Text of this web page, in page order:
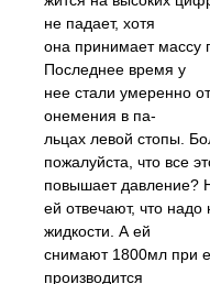
не падает, хотя
она принимает массу
Последнее время у
нее стали умеренно
онемения в па-
льцах левой стопы.
пожалуйста, что все
повышает давление?
ей отвечают, что
жидкости. А ей
снимают 1800мл при
производится